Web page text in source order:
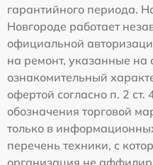
гарантийного периода.
Новгороде работает
официальной
на ремонт, указанные на
ознакомительный
офертой согласно п. 2
обозначения торговой
только в
перечень техники, с
организация не